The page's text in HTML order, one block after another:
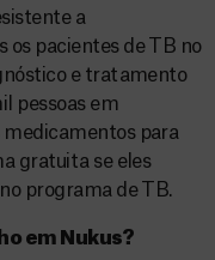
a
os pacientes de TB no
e tratamento
pessoas em
para
gratuita se eles
programa de TB.
em Nukus?